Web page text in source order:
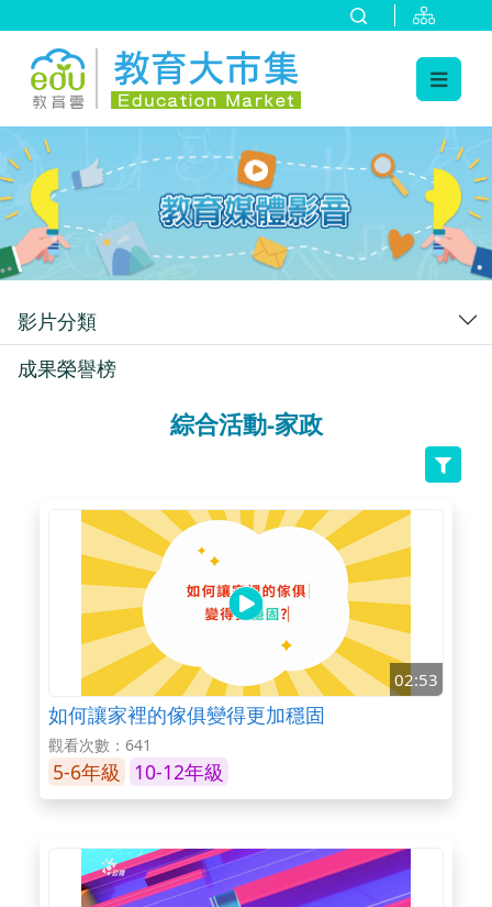
:::
影片分類
成果榮譽榜
綜合活動-家政
02:53
如何讓家裡的傢俱變得更加穩固
觀看次數：641
5-6年級 10-12年級